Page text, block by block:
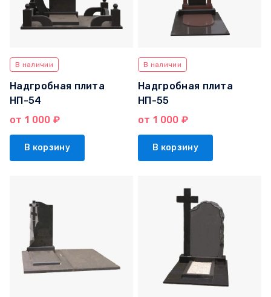
В наличии
Надгробная плита
НП-54
от 1 000 ₽
В корзину
В наличии
Надгробная плита
НП-55
от 1 000 ₽
В корзину